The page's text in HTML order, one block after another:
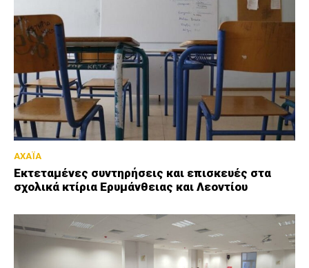
ΑΧΑΪΑ
Εκτεταμένες συντηρήσεις και επισκευές στα
σχολικά κτίρια Ερυμάνθειας και Λεοντίου